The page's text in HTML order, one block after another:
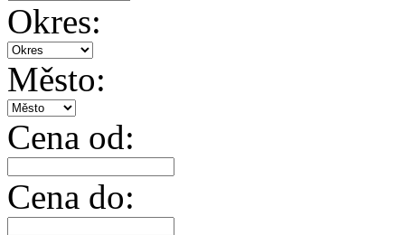
Okres:
Město:
Cena od:
Cena do: